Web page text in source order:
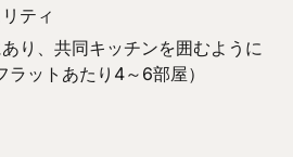
ティ
り、共同キッチンを囲むように
ットあたり4～6部屋）